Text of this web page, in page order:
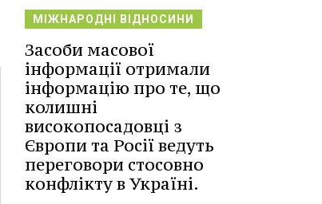
МІЖНАРОДНІ ВІДНОСИНИ
Засоби масової
інформації отримали
інформацію про те, що
колишні
високопосадовці з
Європи та Росії ведуть
переговори стосовно
конфлікту в Україні.